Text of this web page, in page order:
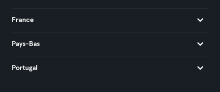
France
Pays-Bas
Portugal